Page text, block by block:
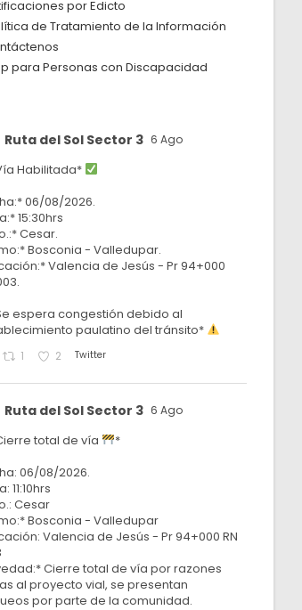
por Edicto
de Tratamiento de la Información
para Personas con Discapacidad
Ruta del Sol Sector 3 6 Ago
Habilitada*
06/08/2026.
15:30hrs
Cesar.
Bosconia - Valledupar.
Valencia de Jesús - Pr 94+000
espera congestión debido al
paulatino del tránsito*
1 2 Twitter
Ruta del Sol Sector 3 6 Ago
total de vía
*
06/08/2026.
11:10hrs
Cesar
Bosconia - Valledupar
Valencia de Jesús - Pr 94+000 RN
Cierre total de vía por razones
al proyecto vial, se presentan
por parte de la comunidad.